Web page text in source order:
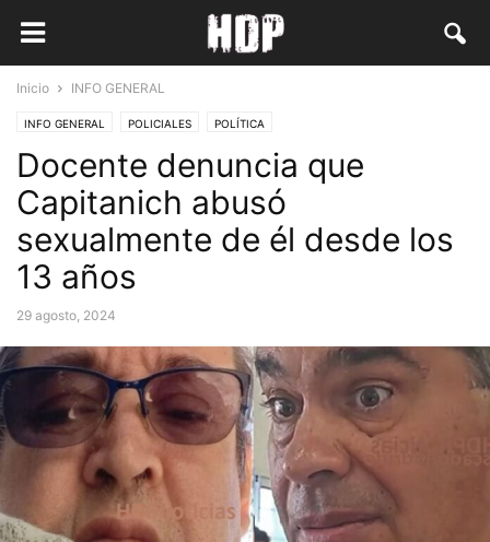
Inicio INFO GENERAL
INFO GENERAL POLICIALES POLÍTICA
Docente denuncia que
Capitanich abusó
sexualmente de él desde los
13 años
29 agosto, 2024